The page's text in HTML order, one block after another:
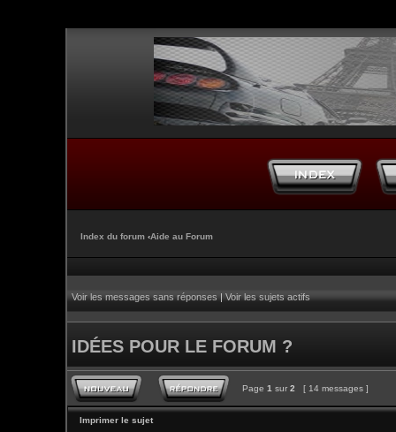
Index du forum ‹Aide au Forum
Voir les messages sans réponses|Voir les sujets actifs
IDÉES POUR LE FORUM ?
Page 1 sur 2 [ 14 messages ]
Imprimer le sujet